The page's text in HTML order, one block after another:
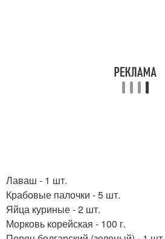
Лаваш - 1 шт.
Крабовые палочки - 5 шт.
Яйца куриные - 2 шт.
Морковь корейская - 100 г.